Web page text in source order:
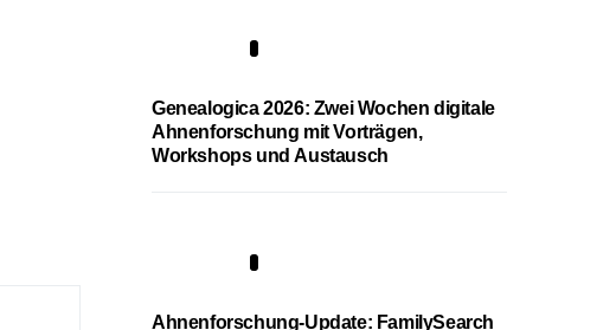
Genealogica 2026: Zwei Wochen digitale
Ahnenforschung mit Vorträgen,
Workshops und Austausch
Ahnenforschung-Update: FamilySearch